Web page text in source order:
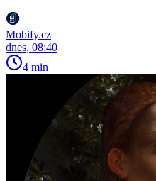
Mobify.cz
dnes, 08:40
4 min